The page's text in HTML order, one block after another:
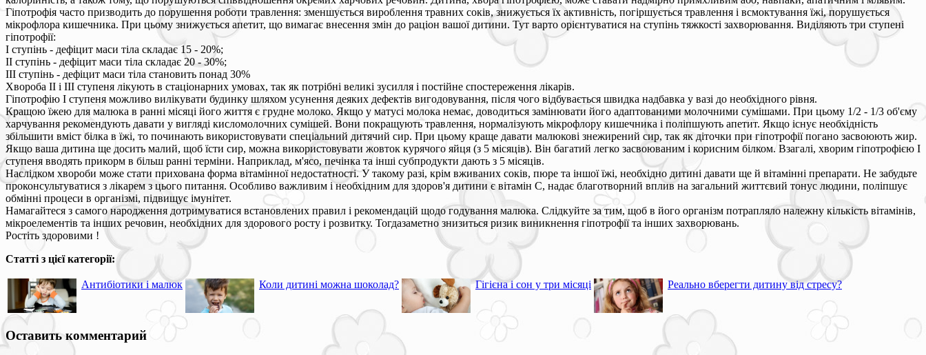
Гіпотрофія часто призводить до порушення роботи травлення: зменшується вироблення травних соків, знижується їх активність, погіршується травлення і всмоктування їжі, порушується
мікрофлора кишечника. При цьому знижується апетит, що вимагає внесення змін до раціон вашої дитини. Тут варто орієнтуватися на ступінь тяжкості захворювання. Виділяють три ступені
гіпотрофії:
I ступінь - дефіцит маси тіла складає 15 - 20%;
II ступінь - дефіцит маси тіла складає 20 - 30%;
III ступінь - дефіцит маси тіла становить понад 30%
Хвороба II і III ступеня лікують в стаціонарних умовах, так як потрібні великі зусилля і постійне спостереження лікарів.
Гіпотрофію I ступеня можливо вилікувати будинку шляхом усунення деяких дефектів вигодовування, після чого відбувається швидка надбавка у вазі до необхідного рівня.
Кращою їжею для малюка в ранні місяці його життя є грудне молоко. Якщо у матусі молока немає, доводиться замінювати його адаптованими молочними сумішами. При цьому 1/2 - 1/3 об'єму
харчування рекомендують давати у вигляді кисломолочних сумішей. Вони покращують травлення, нормалізують мікрофлору кишечника і поліпшують апетит. Якщо існує необхідність
збільшити вміст білка в їжі, то починають використовувати спеціальний дитячий сир. При цьому краще давати малюкові знежирений сир, так як діточки при гіпотрофії погано засвоюють жир.
Якщо ваша дитина ще досить малий, щоб їсти сир, можна використовувати жовток курячого яйця (з 5 місяців). Він багатий легко засвоюваним і корисним білком. Взагалі, хворим гіпотрофією I
ступеня вводять прикорм в більш ранні терміни. Наприклад, м'ясо, печінка та інші субпродукти дають з 5 місяців.
Наслідком хвороби може стати прихована форма вітамінної недостатності. У такому разі, крім вживаних соків, пюре та іншої їжі, необхідно дитині давати ще й вітамінні препарати. Не забудьте
проконсультуватися з лікарем з цього питання. Особливо важливим і необхідним для здоров'я дитини є вітамін С, надає благотворний вплив на загальний життєвий тонус людини, поліпшує
обмінні процеси в організмі, підвищує імунітет.
Намагайтеся з самого народження дотримуватися встановлених правил і рекомендацій щодо годування малюка. Слідкуйте за тим, щоб в його організм потрапляло належну кількість вітамінів,
мікроелементів та інших речовин, необхідних для здорового росту і розвитку. Тогдазаметно знизиться ризик виникнення гіпотрофії та інших захворювань.
Ростіть здоровими !
Статті з цієї категорії:
Антибіотики і малюк Коли дитині можна шоколад? Гігієна і сон у три місяці Реально вберегти дитину від стресу?
Оставить комментарий